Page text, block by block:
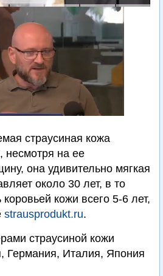
страусиная кожа
несмотря на ее
она удивительно мягкая
около 30 лет, в то
коровьей кожи всего 5-6 лет,
strausprodukt.ru.
страусиной кожи
Германия, Италия, Япония